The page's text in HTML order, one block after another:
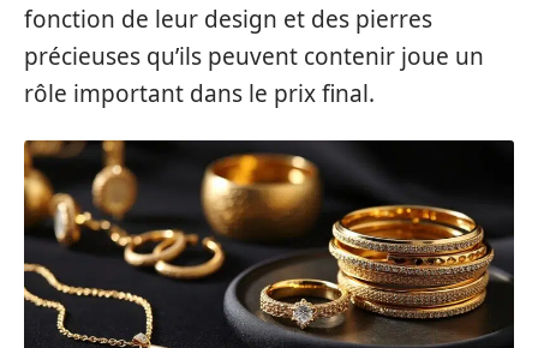
fonction de leur design et des pierres
précieuses qu’ils peuvent contenir joue un
rôle important dans le prix final.